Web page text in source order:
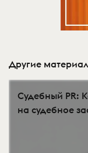
Другие
Судебный PR:
на судебное